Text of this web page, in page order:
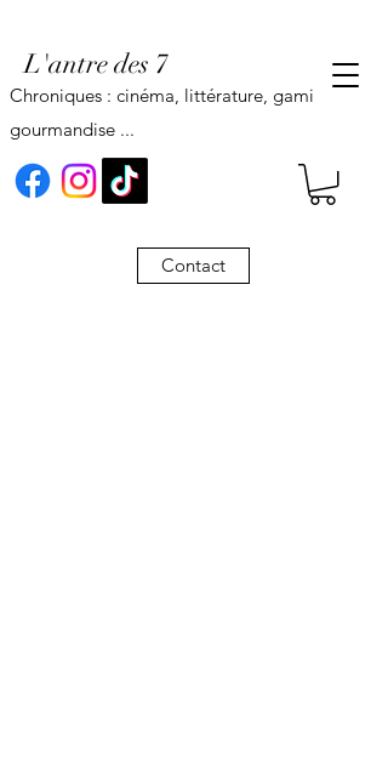
L'antre des 7
Contact
Chroniques : cinéma, littérature, gaming,
gourmandise ...